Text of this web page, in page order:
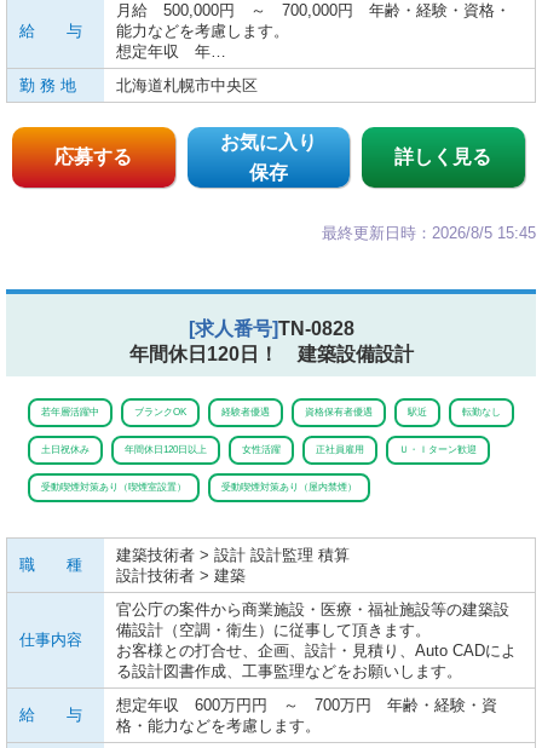
給 与
月給 500,000円 ～ 700,000円 年齢・経験・資格・
能力などを考慮します。
想定年収 年…
勤 務 地
北海道札幌市中央区
応募する
お気に入り
保存
詳しく見る
最終更新日時：2026/8/5 15:45
[求人番号]TN-0828
年間休日120日！ 建築設備設計
若年層活躍中 ブランクOK 経験者優遇 資格保有者優遇 駅近 転勤なし
土日祝休み 年間休日120日以上 女性活躍 正社員雇用 Ｕ・Ｉターン歓迎
受動喫煙対策あり（喫煙室設置） 受動喫煙対策あり（屋内禁煙）
職 種
建築技術者 > 設計 設計監理 積算
設計技術者 > 建築
仕事内容
官公庁の案件から商業施設・医療・福祉施設等の建築設
備設計（空調・衛生）に従事して頂きます。
お客様との打合せ、企画、設計・見積り、Auto CADによ
る設計図書作成、工事監理などをお願いします。
給 与
想定年収 600万円円 ～ 700万円 年齢・経験・資
格・能力などを考慮します。